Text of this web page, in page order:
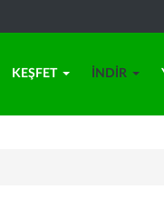
KEŞFET İNDIR